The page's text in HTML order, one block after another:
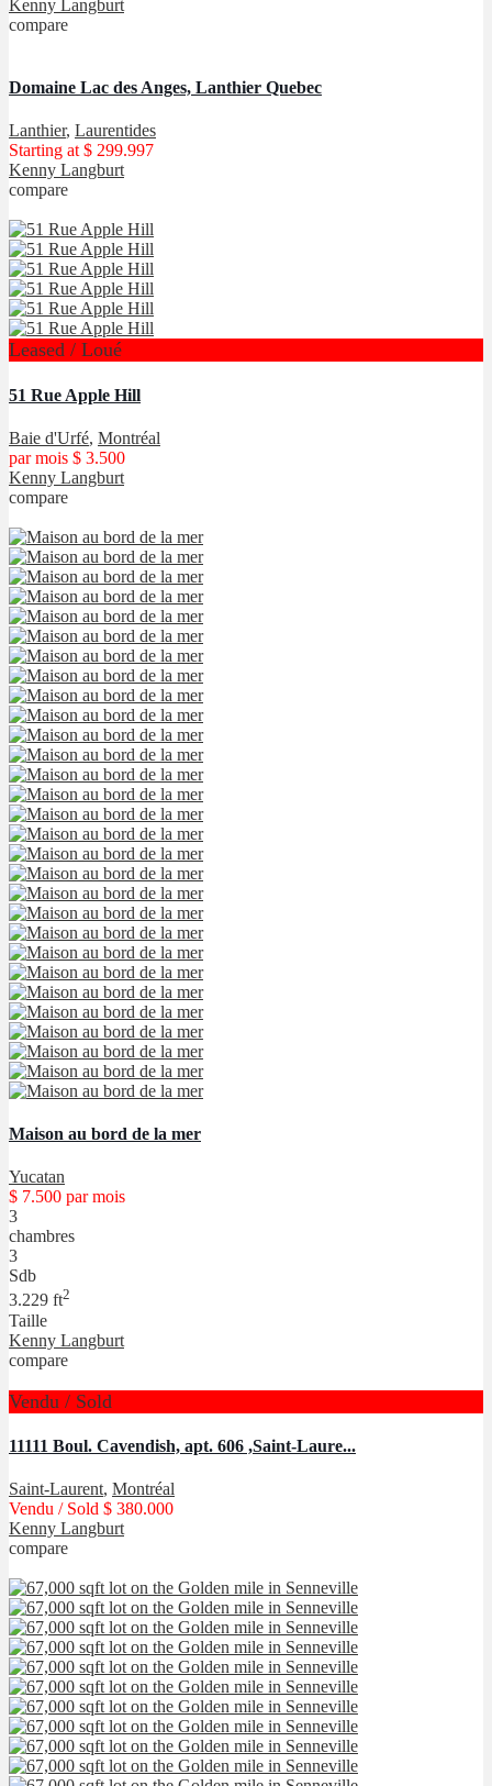
Kenny Langburt
compare
Domaine Lac des Anges, Lanthier Quebec
Lanthier, Laurentides
Starting at $ 299.997
Kenny Langburt
compare
Leased / Loué
51 Rue Apple Hill
Baie d'Urfé, Montréal
par mois $ 3.500
Kenny Langburt
compare
Maison au bord de la mer
Yucatan
$ 7.500 par mois
3
chambres
3
Sdb
3.229 ft2
Taille
Kenny Langburt
compare
Vendu / Sold
11111 Boul. Cavendish, apt. 606 ,Saint-Laure...
Saint-Laurent, Montréal
Vendu / Sold $ 380.000
Kenny Langburt
compare